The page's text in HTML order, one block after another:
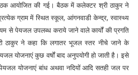
बैठक आयोजित की गई। बैठक में कलेक्टर श्री ठाकुर ने
ग्राम में स्थित स्कूल, आंगनवाडी केन्द्र, स्वास्थ्य
से पेयजल उपलब्ध कराये जाने वाले कार्यों की प्रगति
ठाकुर ने कहा कि लगातर भूजल स्तर नीचे जाने के
योजनाएं कुछ वर्षों बाद अनुपयोगी हो जाती है। इसे
योजनाएं बांध अथवा नदियों आदि सतही जल पर